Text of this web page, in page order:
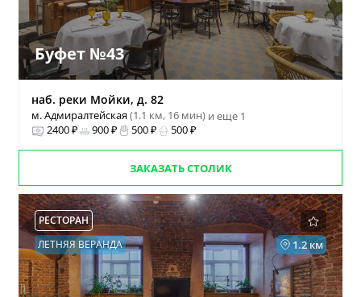
Буфет №43
наб. реки Мойки, д. 82
м. Адмиралтейская(1.1 км, 16 мин) и еще 1
2400 ₽
900 ₽ 500 ₽ 500 ₽
ЗАКАЗАТЬ СТОЛИК
РЕСТОРАН
1.2 км
ЛЕТНЯЯ ВЕРАНДА